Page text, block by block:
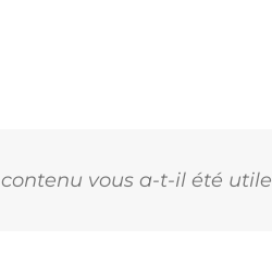
contenu vous a-t-il été